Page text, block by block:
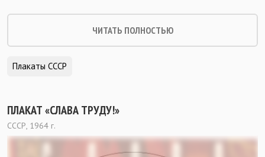
ЧИТАТЬ ПОЛНОСТЬЮ
Плакаты СССР
ПЛАКАТ «СЛАВА ТРУДУ!»
СССР, 1964 г.